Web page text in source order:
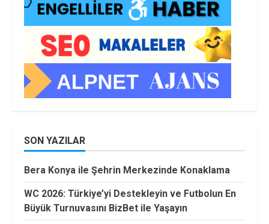
SON YAZILAR
Bera Konya ile Şehrin Merkezinde Konaklama
WC 2026: Türkiye’yi Destekleyin ve Futbolun En
Büyük Turnuvasını BizBet ile Yaşayın